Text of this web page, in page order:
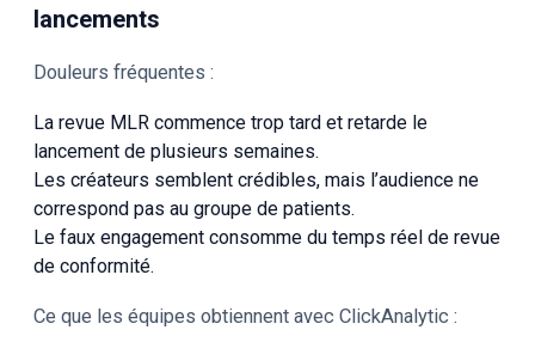
lancements
Douleurs fréquentes :
La revue MLR commence trop tard et retarde le
lancement de plusieurs semaines.
Les créateurs semblent crédibles, mais l’audience ne
correspond pas au groupe de patients.
Le faux engagement consomme du temps réel de revue
de conformité.
Ce que les équipes obtiennent avec ClickAnalytic :